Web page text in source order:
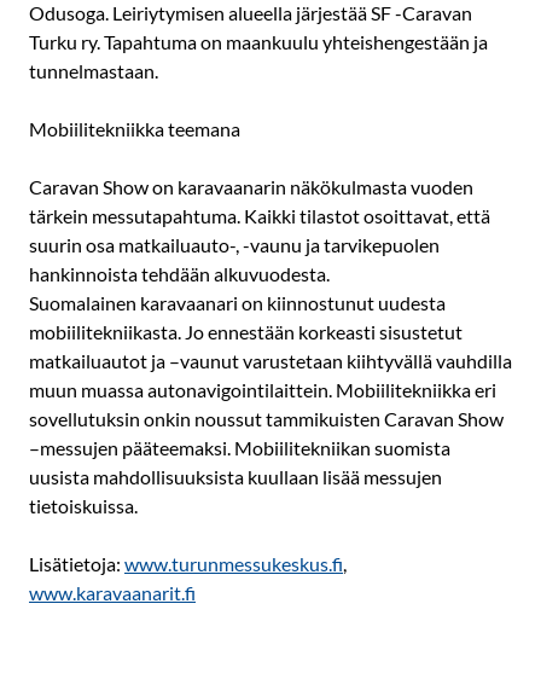
Odusoga. Leiriytymisen alueella järjestää SF -Caravan
Turku ry. Tapahtuma on maankuulu yhteishengestään ja
tunnelmastaan.
Mobiilitekniikka teemana
Caravan Show on karavaanarin näkökulmasta vuoden
tärkein messutapahtuma. Kaikki tilastot osoittavat, että
suurin osa matkailuauto-, -vaunu ja tarvikepuolen
hankinnoista tehdään alkuvuodesta.
Suomalainen karavaanari on kiinnostunut uudesta
mobiilitekniikasta. Jo ennestään korkeasti sisustetut
matkailuautot ja –vaunut varustetaan kiihtyvällä vauhdilla
muun muassa autonavigointilaittein. Mobiilitekniikka eri
sovellutuksin onkin noussut tammikuisten Caravan Show
–messujen pääteemaksi. Mobiilitekniikan suomista
uusista mahdollisuuksista kuullaan lisää messujen
tietoiskuissa.
Lisätietoja: www.turunmessukeskus.fi,
www.karavaanarit.fi